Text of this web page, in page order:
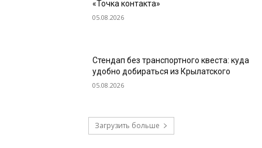
«Точка контакта»
05.08.2026
Стендап без транспортного квеста: куда
удобно добираться из Крылатского
05.08.2026
Загрузить больше